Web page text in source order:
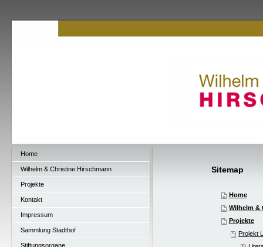
Home
Wilhelm & Christine Hirschmann
Projekte
Kontakt
Impressum
Sammlung Stadthof
Stiftungsorgane
Sitemap
Home
Wilhelm &
Projekte
Projekt